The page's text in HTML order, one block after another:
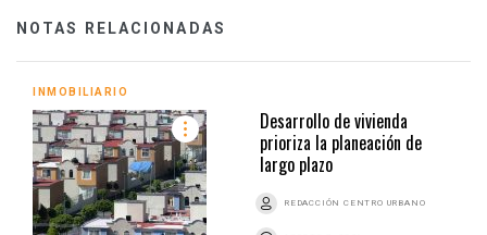
NOTAS RELACIONADAS
INMOBILIARIO
Desarrollo de vivienda
prioriza la planeación de
largo plazo
REDACCIÓN CENTRO URBANO